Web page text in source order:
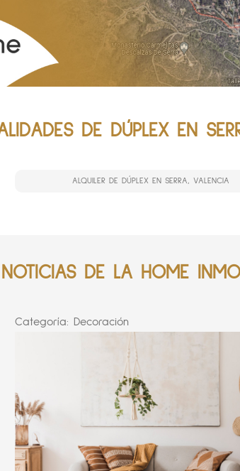
DE DÚPLEX EN
ALQUILER DE DÚPLEX EN SERRA, VALENCIA
NOTICIAS DE LA HOME
Categoría: Decoración